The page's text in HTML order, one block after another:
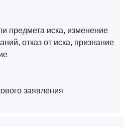
предмета иска, изменение
отказ от иска, признание
заявления